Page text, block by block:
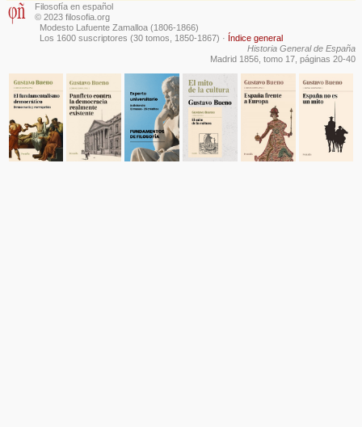
Filosofía en español
© 2023 filosofia.org
Modesto Lafuente Zamalloa (1806-1866)
Los 1600 suscriptores (30 tomos, 1850-1867) · Índice general
Historia General de España
Madrid 1856, tomo 17, páginas 20-40